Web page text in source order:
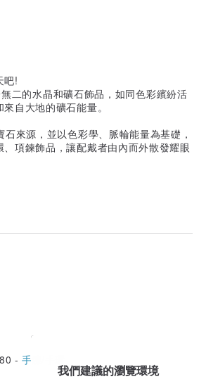
吧!
二的水晶和礦石飾品，如同色彩繽紛活
自大地的礦石能量。
來源，並以色彩學、脈輪能量為基礎，
項鍊飾品，讓配戴者由內而外散發耀眼
- 手鍊/手環
我們建議的瀏覽環境